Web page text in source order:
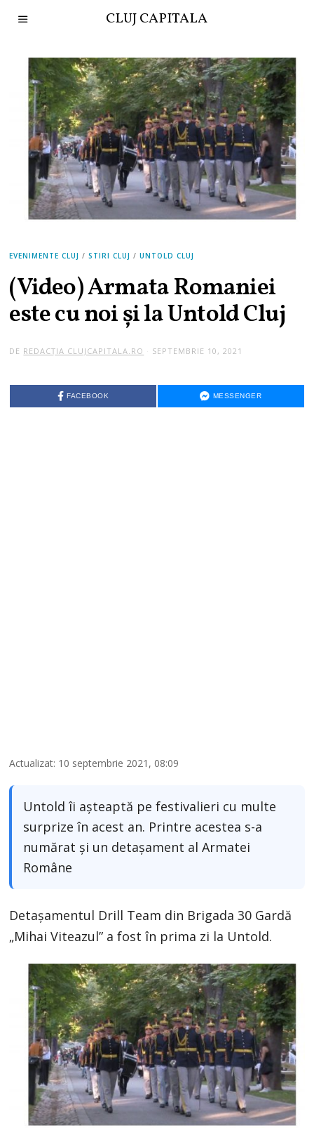
CLUJ CAPITALA
EVENIMENTE CLUJ / STIRI CLUJ / UNTOLD CLUJ
(Video) Armata Romaniei
este cu noi și la Untold Cluj
DE REDACȚIA CLUJCAPITALA.RO SEPTEMBRIE 10, 2021
FACEBOOK MESSENGER
Actualizat: 10 septembrie 2021, 08:09
Untold îi așteaptă pe festivalieri cu multe
surprize în acest an. Printre acestea s-a
numărat și un detașament al Armatei
Române
Detașamentul Drill Team din Brigada 30 Gardă
„Mihai Viteazul” a fost în prima zi la Untold.